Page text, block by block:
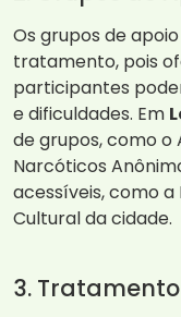
Os grupos de
tratamento, pois
participantes
e dificuldades. Em
de grupos, como o
Narcóticos
acessíveis, como
Cultural da cidade.
3.